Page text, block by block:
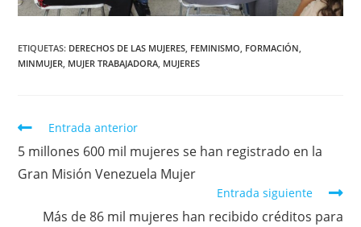
ETIQUETAS: DERECHOS DE LAS MUJERES, FEMINISMO, FORMACIÓN,
MINMUJER, MUJER TRABAJADORA, MUJERES
Entrada anterior
5 millones 600 mil mujeres se han registrado en la
Gran Misión Venezuela Mujer
Entrada siguiente
Más de 86 mil mujeres han recibido créditos para